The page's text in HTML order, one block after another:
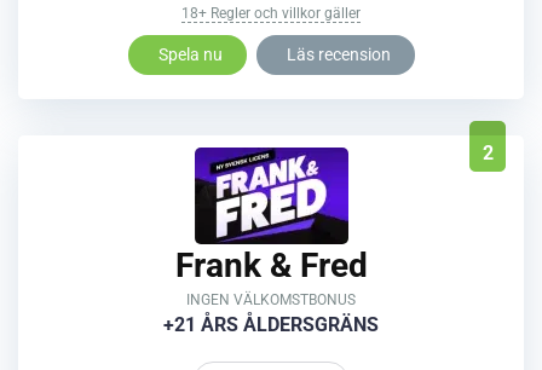
18+ Regler och villkor gäller
Spela nu Läs recension
2
Frank & Fred
INGEN VÄLKOMSTBONUS
+21 ÅRS ÅLDERSGRÄNS